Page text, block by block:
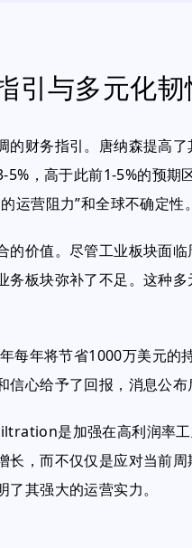
引与多元化韧
的财务指引。唐纳森提高
，高于此前1-5%的预
运营阻力”和全球不确定性。
的价值。尽管工业板块面
务板块弥补了不足。这种
每年将节省1000万美元的
心给予了回报，消息公布
是加强在高利润率
长，而不仅仅是应对当前
其强大的运营实力。